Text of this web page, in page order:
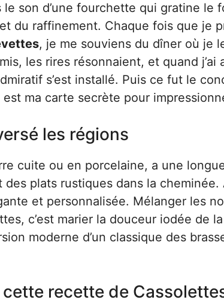
son d’une fourchette qui gratine le
du raffinement. Chaque fois que je
, je me souviens du dîner où je
les rires résonnaient, et quand
s’est installé. Puis ce fut le
ma carte secrète pour
les régions
cuite ou en porcelaine, a une
plats rustiques dans la cheminée.
et personnalisée. Mélanger les
c’est marier la douceur iodée de
moderne d’un classique des
recette de